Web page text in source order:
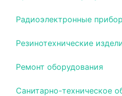
Радиоэлектронные
Резинотехнические
Ремонт оборудования
Санитарно-техническое